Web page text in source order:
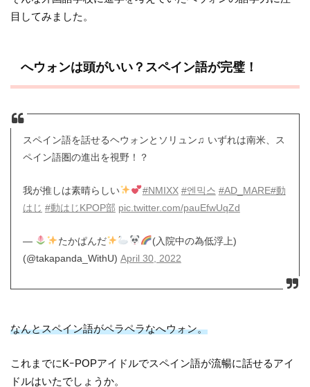
目してみました。
へウォンは頭がいい？スペイン語が完璧！
スペイン語を話せるヘウォンとソリュン♫ いずれは南米、ス
ペイン語圏の進出を視野！？
我が推しは素晴らしい #NMIXX #엔믹스 #AD_MARE#動
はじ #動はじKPOP部 pic.twitter.com/pauEfwUqZd
— たかぱんだ
(入院中の為低浮上)
(@takapanda_WithU) April 30, 2022
なんとスペイン語がペラペラなへウォン。
これまでにKｰPOPアイドルでスペイン語が流暢に話せるアイ
ドルはいたでしょうか。